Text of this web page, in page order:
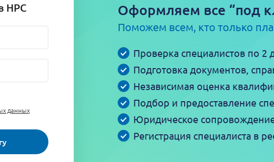
НРС
данных
Оформляем все “под
Поможем всем, кто только
Проверка специалистов по 2
Подготовка документов,
Независимая оценка
Подбор и предоставление
Юридическое
Регистрация специалиста